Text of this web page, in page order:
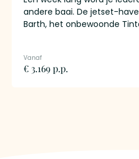
andere baai. De jetset-
Barth, het onbewoonde
Anguilla waar het zand zo
voeten verdwijnt.
baaien met alleen een
€ 3.169 p.p.